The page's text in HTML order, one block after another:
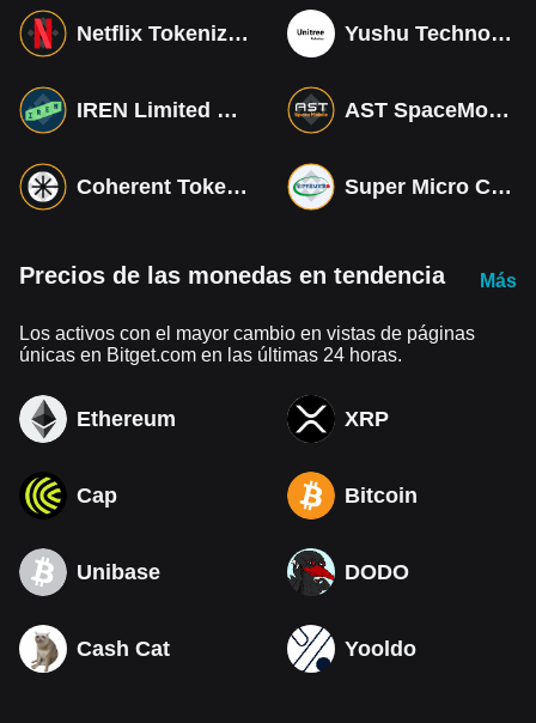
Netflix Tokenized bStocks Yushu Technology Co (Derivatives)
IREN Limited Tokenized bStocks AST SpaceMobile Tokenized bStocks
Coherent Tokenized bStocks Super Micro Computer Tokenized bStocks
Precios de las monedas en tendencia Más
Los activos con el mayor cambio en vistas de páginas
únicas en Bitget.com en las últimas 24 horas.
Ethereum XRP
Cap Bitcoin
Unibase DODO
Cash Cat Yooldo